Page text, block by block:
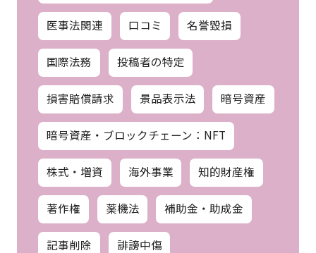
医事法関連 口コミ 名誉毀損
国際法務 投稿者の特定
損害賠償請求 景品表示法 暗号資産
暗号資産・ブロックチェーン：NFT
株式・増資 海外事業 知的財産権
著作権 薬機法 補助金・助成金
記事削除 誹謗中傷